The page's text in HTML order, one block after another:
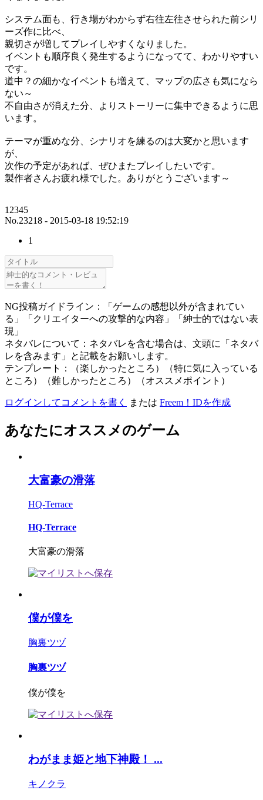
システム面も、行き場がわからず右往左往させられた前シリ
ーズ作に比べ、
親切さが増してプレイしやすくなりました。
イベントも順序良く発生するようになってて、わかりやすい
です。
道中？の細かなイベントも増えて、マップの広さも気になら
ない～
不自由さが消えた分、よりストーリーに集中できるように思
います。
テーマが重めな分、シナリオを練るのは大変かと思います
が、
次作の予定があれば、ぜひまたプレイしたいです。
製作者さんお疲れ様でした。ありがとうございます～
12345
No.23218 - 2015-03-18 19:52:19
1
NG投稿ガイドライン：「ゲームの感想以外が含まれてい
る」「クリエイターへの攻撃的な内容」「紳士的ではない表
現」
ネタバレについて：ネタバレを含む場合は、文頭に「ネタバ
レを含みます」と記載をお願いします。
テンプレート：（楽しかったところ）（特に気に入っている
ところ）（難しかったところ）（オススメポイント）
ログインしてコメントを書く または Freem！IDを作成
あなたにオススメのゲーム
大富豪の滑落
HQ-Terrace
HQ-Terrace
大富豪の滑落
僕が僕を
胸裏ツヅ
胸裏ツヅ
僕が僕を
わがまま姫と地下神殿！ ...
キノクラ